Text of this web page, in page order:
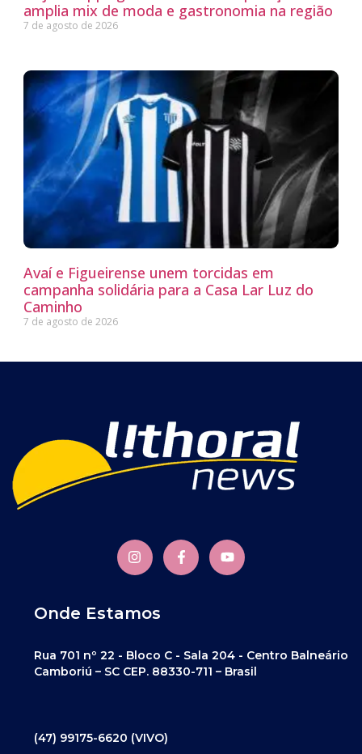
amplia mix de moda e gastronomia na região
7 de agosto de 2026
Avaí e Figueirense unem torcidas em
campanha solidária para a Casa Lar Luz do
Caminho
7 de agosto de 2026
Onde Estamos
Rua 701 nº 22 - Bloco C - Sala 204 - Centro Balneário
Camboriú – SC CEP. 88330-711 – Brasil
(47) 99175-6620 (VIVO)